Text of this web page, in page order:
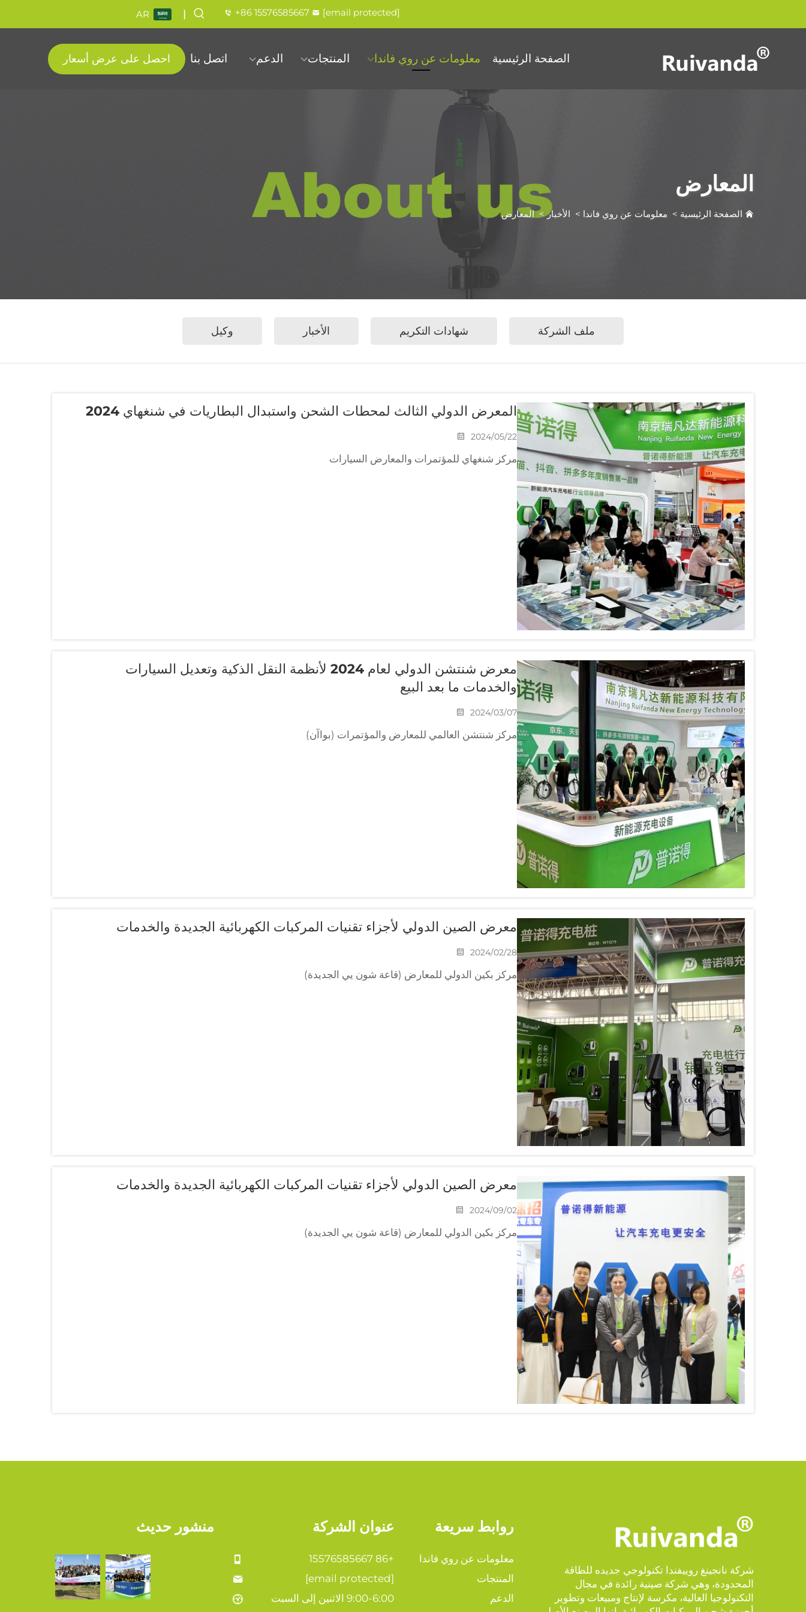
+86 15576585667 [email protected]
|
AR
الصفحة الرئيسية معلومات عن روي فاندا المنتجات الدعم اتصل بنا احصل على عرض أسعار
المعارض
الصفحة الرئيسية > معلومات عن روي فاندا > الأخبار>المعارض
ملف الشركة شهادات التكريم الأخبار وكيل
المعرض الدولي الثالث لمحطات الشحن واستبدال البطاريات في شنغهاي 2024
2024/05/22
مركز شنغهاي للمؤتمرات والمعارض السيارات
معرض شنتشن الدولي لعام 2024 لأنظمة النقل الذكية وتعديل السيارات
والخدمات ما بعد البيع
2024/03/07
مركز شنتشن العالمي للمعارض والمؤتمرات (بواآن)
معرض الصين الدولي لأجزاء تقنيات المركبات الكهربائية الجديدة والخدمات
2024/02/28
مركز بكين الدولي للمعارض (قاعة شون يي الجديدة)
معرض الصين الدولي لأجزاء تقنيات المركبات الكهربائية الجديدة والخدمات
2024/09/02
مركز بكين الدولي للمعارض (قاعة شون يي الجديدة)
شركة نانجينغ روييفندا تكنولوجي جديده للطاقة
المحدودة، وهي شركة صينية رائدة في مجال
التكنولوجيا العالية، مكرسة لإنتاج ومبيعات وتطوير
روابط سريعة
معلومات عن روي فاندا
المنتجات
الدعم
عنوان الشركة
+86 15576585667
[email protected]
9:00-6:00 الاثنين إلى السبت
منشور حديث